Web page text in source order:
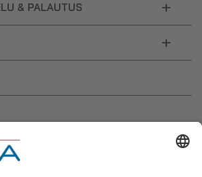
& PALAUTUS +
+